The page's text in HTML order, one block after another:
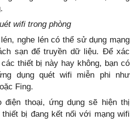
wifi trong phòng
nghe lén có thể sử dụng mạng
sạn để truyền dữ liệu. Để xác
thiết bị này hay không, bạn có
dụng quét wifi miễn phi như
Fing.
điện thoại, ứng dụng sẽ hiện thị
bị đang kết nối với mạng wifi